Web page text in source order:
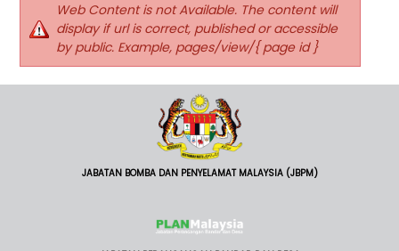
Web Content is not Available. The content will
display if url is correct, published or accessible
by public. Example, pages/view/{ page id }
JABATAN BOMBA DAN PENYELAMAT MALAYSIA (JBPM)